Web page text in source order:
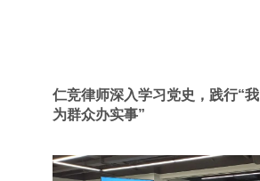
仁竞律师深入学习党史，践行“我
为群众办实事”